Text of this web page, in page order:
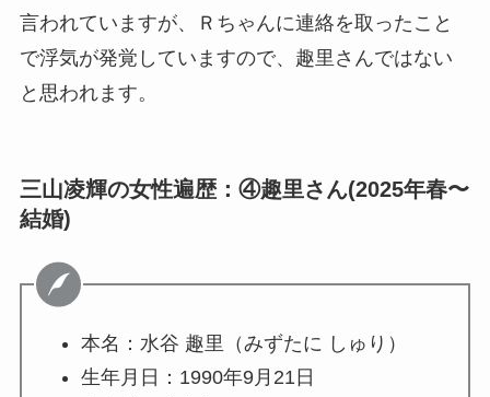
言われていますが、Ｒちゃんに連絡を取ったこと
で浮気が発覚していますので、趣里さんではない
と思われます。
三山凌輝の女性遍歴：④趣里さん(2025年春〜
結婚)
本名：水谷 趣里（みずたに しゅり）
生年月日：1990年9月21日